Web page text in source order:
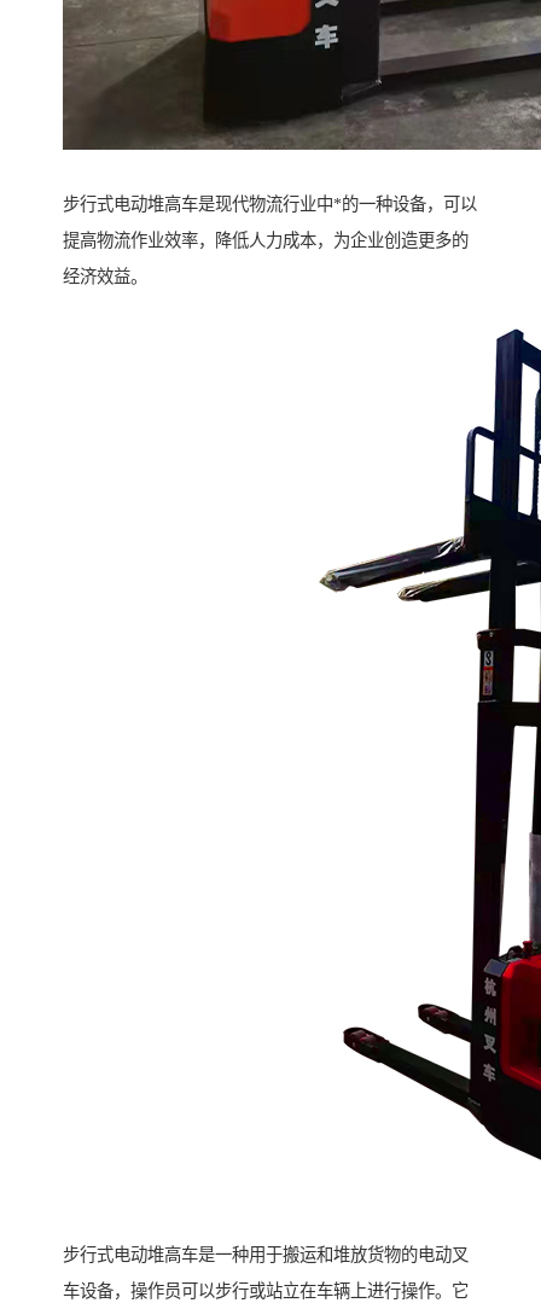
步行式电动堆高车是现代物流行业中*的一种设备，可以
提高物流作业效率，降低人力成本，为企业创造更多的
经济效益。
步行式电动堆高车是一种用于搬运和堆放货物的电动叉
车设备，操作员可以步行或站立在车辆上进行操作。它